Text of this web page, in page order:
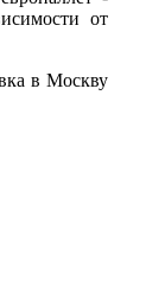
от
в Москву